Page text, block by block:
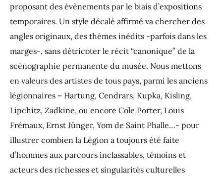
proposant des évènements par le biais d’expositions
temporaires. Un style décalé affirmé va chercher des
angles originaux, des thèmes inédits -parfois dans les
marges-, sans détricoter le récit “canonique” de la
scénographie permanente du musée. Nous mettons
en valeurs des artistes de tous pays, parmi les anciens
légionnaires – Hartung, Cendrars, Kupka, Kisling,
Lipchitz, Zadkine, ou encore Cole Porter, Louis
Frémaux, Ernst Jünger, Yom de Saint Phalle…- pour
illustrer combien la Légion a toujours été faite
d’hommes aux parcours inclassables, témoins et
acteurs des richesses et singularités culturelles